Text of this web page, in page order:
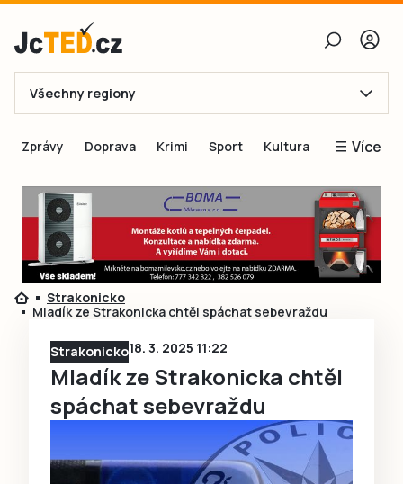
E-mail
Obnovit heslo
Přihlásit se
Přihlásit se přes Facebook
Ještě nemám účet, chci se
Všechny regiony
Zprávy Doprava Krimi Sport Kultura Více
Blogy
Inspirace
Čtenáři píší
Speciální přílohy
Strakonicko
Mladík ze Strakonicka chtěl spáchat sebevraždu
Strakonicko18. 3. 2025 11:22
Mladík ze Strakonicka chtěl
spáchat sebevraždu